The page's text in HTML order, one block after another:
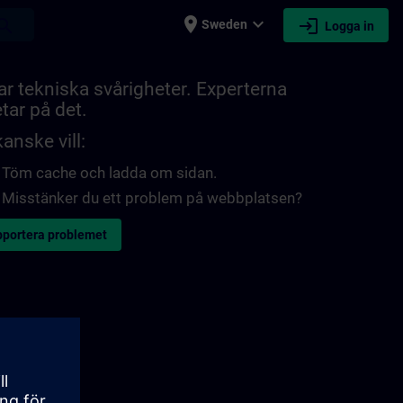
place Sweden expand_more login Logga in
tekniska svårigheter. Experterna
på det.
vill:
Töm cache och ladda om sidan.
Misstänker du ett problem på webbplatsen?
problemet